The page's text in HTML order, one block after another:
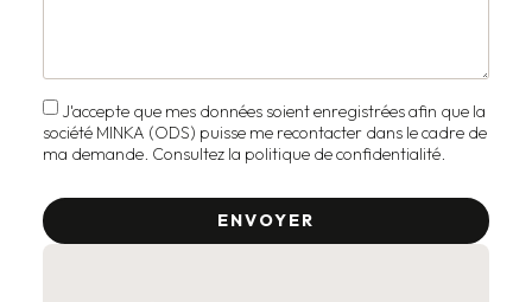
J'accepte que mes données soient enregistrées afin que la
société MINKA (ODS) puisse me recontacter dans le cadre de
ma demande. Consultez la politique de confidentialité.
ENVOYER